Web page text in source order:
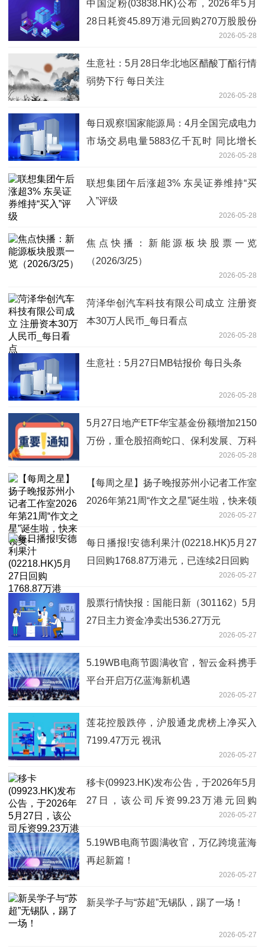
中国淀粉(03838.HK)公布，2026年5月
28日耗资45.89万港元回购270万股股份
2026-05-28
生意社：5月28日华北地区醋酸丁酯行情
弱势下行 每日关注
2026-05-28
每日观察!国家能源局：4月全国完成电力
市场交易电量5883亿千瓦时 同比增长
2026-05-28
联想集团午后涨超3% 东吴证券维持“买
入”评级
2026-05-28
焦点快播：新能源板块股票一览
（2026/3/25）
2026-05-28
菏泽华创汽车科技有限公司成立 注册资
本30万人民币_每日看点
2026-05-28
生意社：5月27日MB钴报价 每日头条
2026-05-28
5月27日地产ETF华宝基金份额增加2150
万份，重仓股招商蛇口、保利发展、万科
2026-05-28
【每周之星】扬子晚报苏州小记者工作室
2026年第21周“作文之星”诞生啦，快来领
2026-05-27
每日播报!安德利果汁(02218.HK)5月27
日回购1768.87万港元，已连续2日回购
2026-05-27
股票行情快报：国能日新（301162）5月
27日主力资金净卖出536.27万元
2026-05-27
5.19WB电商节圆满收官，智云金科携手
平台开启万亿蓝海新机遇
2026-05-27
莲花控股跌停，沪股通龙虎榜上净买入
7199.47万元 视讯
2026-05-27
移卡(09923.HK)发布公告，于2026年5月
27日，该公司斥资99.23万港元回购
2026-05-27
5.19WB电商节圆满收官，万亿跨境蓝海
再起新篇！
2026-05-27
新吴学子与“苏超”无锡队，踢了一场！
2026-05-27